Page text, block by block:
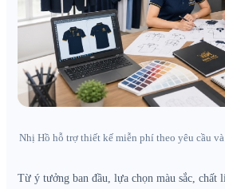
Nhị Hồ hỗ trợ thiết kế miễn phí theo yêu cầu
Từ ý tưởng ban đầu, lựa chọn màu sắc, chất